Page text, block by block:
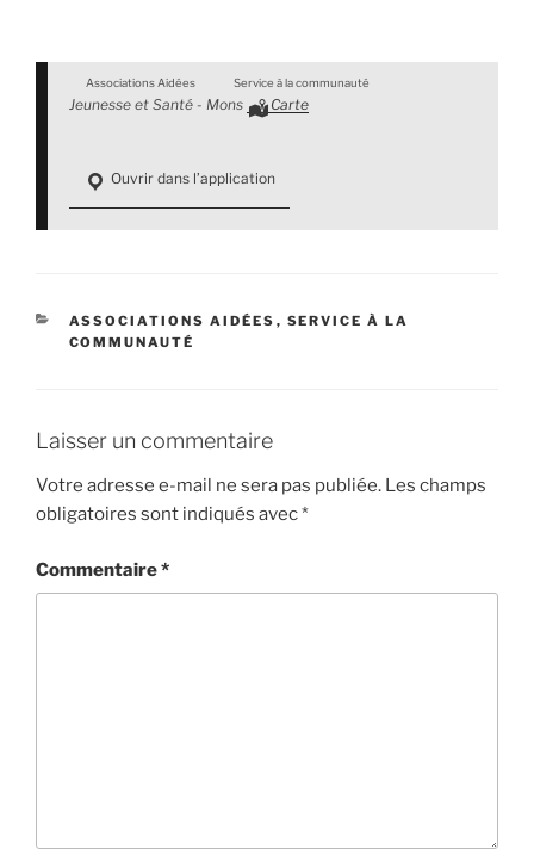
Associations Aidées Service à la communauté
Jeunesse et Santé - Mons Carte
Ouvrir dans l’application
CATÉGORIES
ASSOCIATIONS AIDÉES , SERVICE À LA
COMMUNAUTÉ
Laisser un commentaire
Votre adresse e-mail ne sera pas publiée. Les champs
obligatoires sont indiqués avec*
Commentaire*